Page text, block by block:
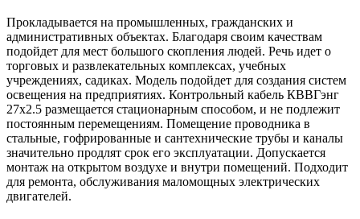
Прокладывается на промышленных, гражданских и
административных объектах. Благодаря своим качествам
подойдет для мест большого скопления людей. Речь идет о
торговых и развлекательных комплексах, учебных
учреждениях, садиках. Модель подойдет для создания систем
освещения на предприятиях. Контрольный кабель КВВГэнг
27х2.5 размещается стационарным способом, и не подлежит
постоянным перемещениям. Помещение проводника в
стальные, гофрированные и сантехнические трубы и каналы
значительно продлят срок его эксплуатации. Допускается
монтаж на открытом воздухе и внутри помещений. Подходит
для ремонта, обслуживания маломощных электрических
двигателей.